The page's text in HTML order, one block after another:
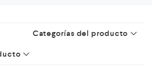
Categorías del producto